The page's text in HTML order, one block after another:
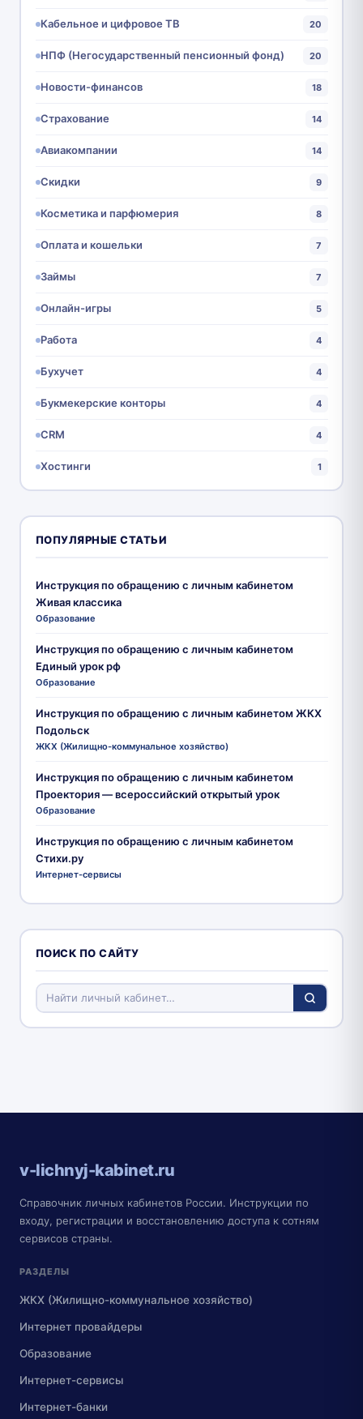
Кабельное и цифровое ТВ 20
НПФ (Негосударственный пенсионный фонд) 20
Новости-финансов 18
Страхование 14
Авиакомпании 14
Скидки 9
Косметика и парфюмерия 8
Оплата и кошельки 7
Займы 7
Онлайн-игры 5
Работа 4
Бухучет 4
Букмекерские конторы 4
CRM 4
Хостинги 1
ПОПУЛЯРНЫЕ СТАТЬИ
Инструкция по обращению с личным кабинетом
Живая классика
Образование
Инструкция по обращению с личным кабинетом
Единый урок рф
Образование
Инструкция по обращению с личным кабинетом ЖКХ
Подольск
ЖКХ (Жилищно-коммунальное хозяйство)
Инструкция по обращению с личным кабинетом
Проектория — всероссийский открытый урок
Образование
Инструкция по обращению с личным кабинетом
Стихи.ру
Интернет-сервисы
ПОИСК ПО САЙТУ
v-lichnyj-kabinet.ru
Справочник личных кабинетов России. Инструкции по
входу, регистрации и восстановлению доступа к сотням
сервисов страны.
РАЗДЕЛЫ
ЖКХ (Жилищно-коммунальное хозяйство)
Интернет провайдеры
Образование
Интернет-сервисы
Интернет-банки